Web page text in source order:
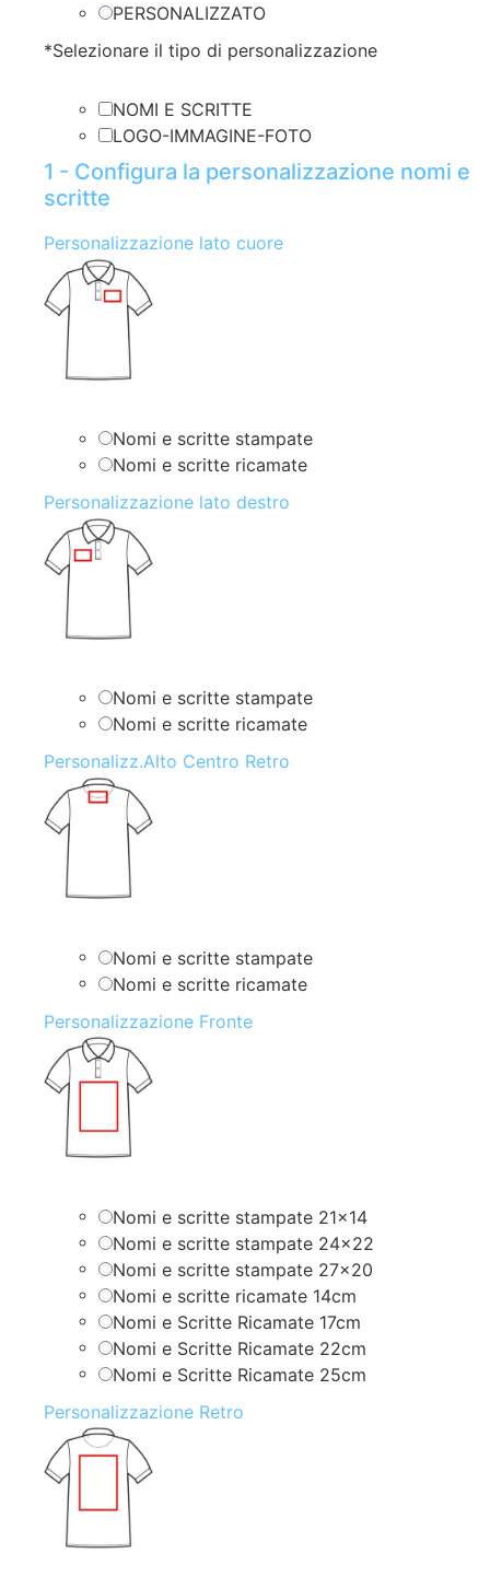
PERSONALIZZATO
*Selezionare il tipo di personalizzazione
NOMI E SCRITTE
LOGO-IMMAGINE-FOTO
1 - Configura la personalizzazione nomi e
scritte
Personalizzazione lato cuore
Nomi e scritte stampate
Nomi e scritte ricamate
Personalizzazione lato destro
Nomi e scritte stampate
Nomi e scritte ricamate
Personalizz.Alto Centro Retro
Nomi e scritte stampate
Nomi e scritte ricamate
Personalizzazione Fronte
Nomi e scritte stampate 21×14
Nomi e scritte stampate 24×22
Nomi e scritte stampate 27×20
Nomi e scritte ricamate 14cm
Nomi e Scritte Ricamate 17cm
Nomi e Scritte Ricamate 22cm
Nomi e Scritte Ricamate 25cm
Personalizzazione Retro